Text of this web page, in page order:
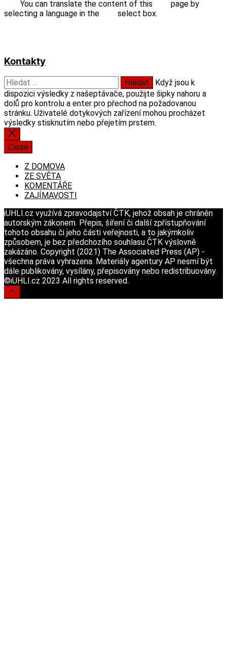
You can translate the content of this page by
selecting a language in the select box.
Kontakty
Vyhledávání
Když jsou k
dispozici výsledky z našeptávače, použijte šipky nahoru a
dolů pro kontrolu a enter pro přechod na požadovanou
stránku. Uživatelé dotykových zařízení mohou procházet
výsledky stisknutím nebo přejetím prstem.
Close
Z DOMOVA
ZE SVĚTA
KOMENTÁŘE
ZAJÍMAVOSTI
iUHLI.cz využívá zpravodajství ČTK, jehož obsah je chráněn
autorským zákonem. Přepis, šíření či další zpřístupňování
tohoto obsahu či jeho části veřejnosti, a to jakýmkoliv
způsobem, je bez předchozího souhlasu ČTK výslovně
zakázáno. Copyright (2021) The Associated Press (AP) -
všechna práva vyhrazena. Materiály agentury AP nesmí být
dále publikovány, vysílány, přepisovány nebo redistribuovány.
©iUHLI.cz 2023 All rights reserved.